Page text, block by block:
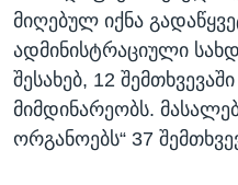
მიღებულ იქნა
ადმინისტრაციული
შესახებ, 12
მიმდინარეობს.
ორგანოებს“ 37